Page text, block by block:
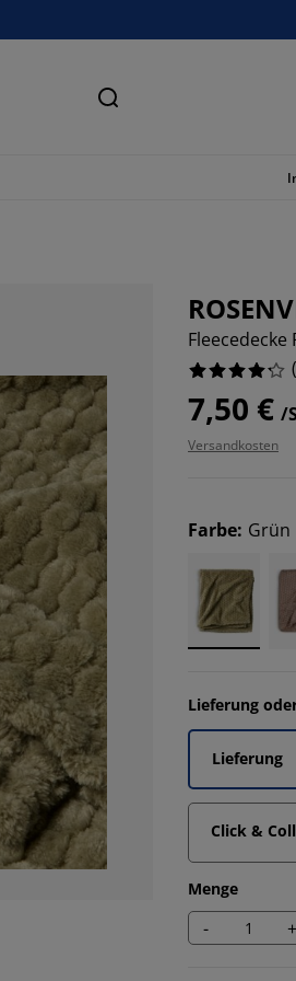
Suchen
Fleecedecke
(
7,50 € /
Versandkosten
Farbe: Grün
Lieferung
Lieferung
Click &
Menge
- +
54.54545454545454%
27.27272727272727%
9.090909090909092%
9.090909090909092%